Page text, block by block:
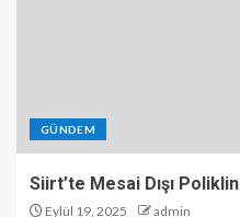
GÜNDEM
Siirt’te Mesai Dışı
Eylül 19, 2025 admin